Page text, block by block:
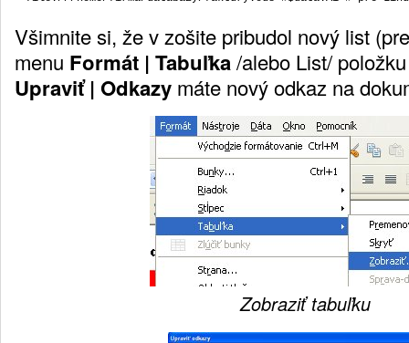
Všimnite si, že v zošite pribudol nový list
menu Formát | Tabuľka/alebo List/
Upraviť | Odkazy máte nový odkaz na
Zobraziť tabuľku